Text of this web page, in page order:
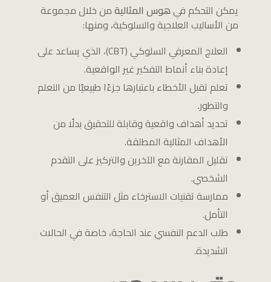
يمكن التحكم فيهوس المثاليةمن خلال مجموعة
من الأساليب العلاجية والسلوكية، ومنها:
العلاج المعرفي السلوكي (CBT)، الذي يساعد على
إعادة بناء أنماط التفكير غير الواقعية.
تعلم تقبل الأخطاء باعتبارها جزءًا طبيعيًا من التعلم
والتطور.
تحديد أهداف واقعية وقابلة للتحقيق بدلًا من
الأهداف المثالية المطلقة.
تقليل المقارنة مع الآخرين والتركيز على التقدم
الشخصي.
ممارسة تقنيات الاسترخاء مثل التنفس العميق أو
التأمل.
طلب الدعم النفسي عند الحاجة، خاصة في الحالات
الشديدة.